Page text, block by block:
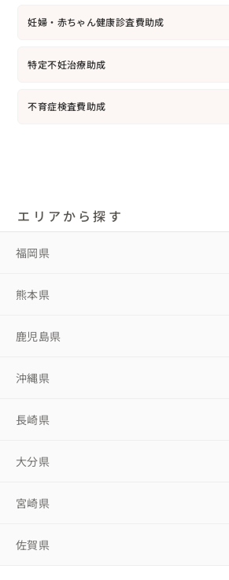
妊婦・赤ちゃん健康診査費助成
特定不妊治療助成
不育症検査費助成
エリアから探す
福岡県
熊本県
鹿児島県
沖縄県
長崎県
大分県
宮崎県
佐賀県